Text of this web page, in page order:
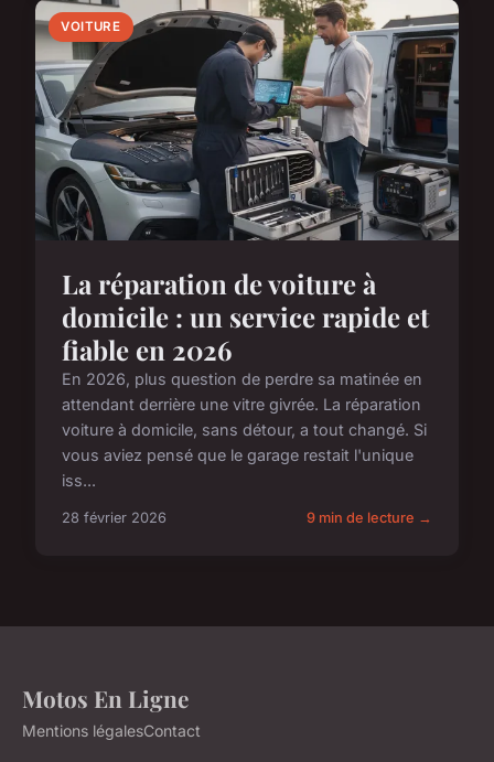
VOITURE
La réparation de voiture à
domicile : un service rapide et
fiable en 2026
En 2026, plus question de perdre sa matinée en
attendant derrière une vitre givrée. La réparation
voiture à domicile, sans détour, a tout changé. Si
vous aviez pensé que le garage restait l'unique
iss...
28 février 2026 9 min de lecture →
Motos En Ligne
Mentions légalesContact